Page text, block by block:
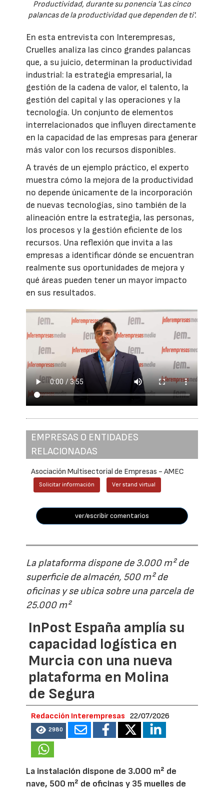
Productividad, durante su ponencia 'Las cinco
palancas de la productividad que dependen de ti'.
En esta entrevista con Interempresas,
Cruelles analiza las cinco grandes palancas
que, a su juicio, determinan la productividad
industrial: la estrategia empresarial, la
gestión de la cadena de valor, el talento, la
gestión del capital y las operaciones y la
tecnología. Un conjunto de elementos
interrelacionados que influyen directamente
en la capacidad de las empresas para generar
más valor con los recursos disponibles.
A través de un ejemplo práctico, el experto
muestra cómo la mejora de la productividad
no depende únicamente de la incorporación
de nuevas tecnologías, sino también de la
alineación entre la estrategia, las personas,
los procesos y la gestión eficiente de los
recursos. Una reflexión que invita a las
empresas a identificar dónde se encuentran
realmente sus oportunidades de mejora y
qué áreas pueden tener un mayor impacto
en sus resultados.
EMPRESAS O ENTIDADES
RELACIONADAS
Asociación Multisectorial de Empresas - AMEC
Solicitar información Ver stand virtual
ver/escribir comentarios
La plataforma dispone de 3.000 m² de
superficie de almacén, 500 m² de
oficinas y se ubica sobre una parcela de
25.000 m²
InPost España amplía su
capacidad logística en
Murcia con una nueva
plataforma en Molina
de Segura
Redacción Interempresas 22/07/2026
2980
La instalación dispone de 3.000 m² de
nave, 500 m² de oficinas y 35 muelles de